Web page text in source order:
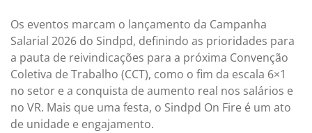
Os eventos marcam o lançamento da Campanha
Salarial 2026 do Sindpd, definindo as prioridades para
a pauta de reivindicações para a próxima Convenção
Coletiva de Trabalho (CCT), como o fim da escala 6×1
no setor e a conquista de aumento real nos salários e
no VR. Mais que uma festa, o Sindpd On Fire é um ato
de unidade e engajamento.